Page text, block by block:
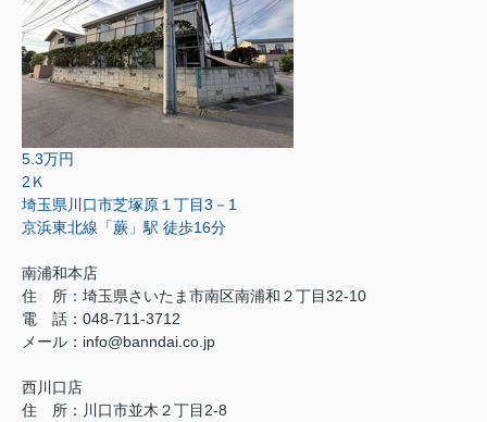
5.3万円
2Ｋ
埼玉県川口市芝塚原１丁目3－1
京浜東北線「蕨」駅 徒歩16分
南浦和本店
住 所： 埼玉県さいたま市南区南浦和２丁目32-10
電 話：048-711-3712
メール： info@banndai.co.jp
西川口店
住 所： 川口市並木２丁目2-8